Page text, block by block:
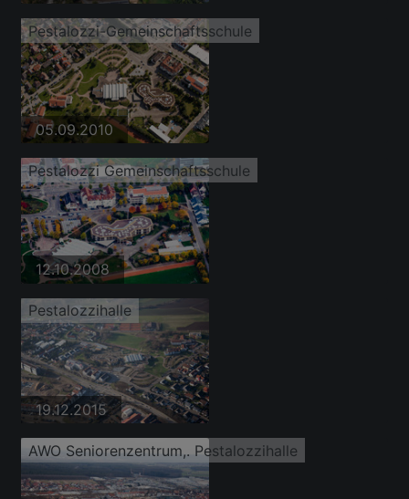
Pestalozzi-Gemeinschaftsschule
05.09.2010
Pestalozzi Gemeinschaftsschule
12.10.2008
Pestalozzihalle
19.12.2015
AWO Seniorenzentrum,. Pestalozzihalle